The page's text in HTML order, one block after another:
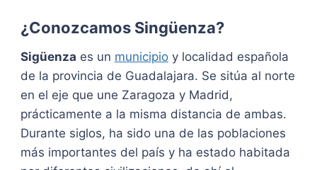
¿Conozcamos Singüenza?
Sigüenza es un municipioy localidad española
de la provincia de Guadalajara. Se sitúa al norte
en el eje que une Zaragoza y Madrid,
prácticamente a la misma distancia de ambas.
Durante siglos, ha sido una de las poblaciones
más importantes del país y ha estado habitada